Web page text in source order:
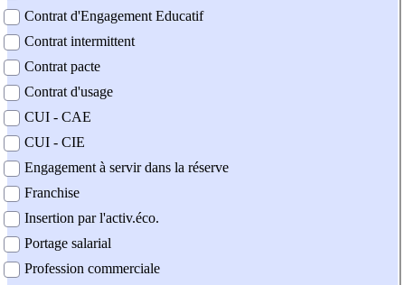
Contrat d'Engagement Educatif
Contrat intermittent
Contrat pacte
Contrat d'usage
CUI - CAE
CUI - CIE
Engagement à servir dans la réserve
Franchise
Insertion par l'activ.éco.
Portage salarial
Profession commerciale